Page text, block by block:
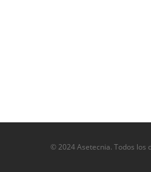
© 2024 Asetecnia. Todos los